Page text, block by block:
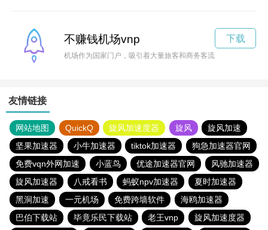
不赚钱机场vnp
机场作为国家门户，吸引着大量旅客和商务客流，其中蕴藏着
下载
友情链接
网站地图 QuickQ 旋风加速度器 旋风
旋风加速
坚果加速器
小牛加速器 tiktok加速器
狗急加速器官网
免费vqn外网加速
小蓝鸟 优途加速器官网
风驰加速器
旋风加速器
八戒看书 蚂蚁npv加速器
夏时加速器
黑洞加速
一元机场 免费跨墙软件
海鸥加速器
巴伯下载站
毕竟乐民下载站 老王vnp 旋风加速度器